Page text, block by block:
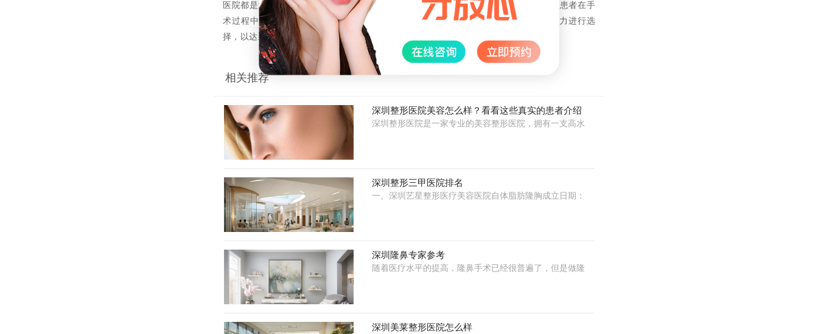
医院都是深圳市内知名的整形美容医院，其拥有专业的整形医生团队和一流的设备，让患者在手
术过程中得到安全和舒适。希望患者在选择整形医院时，能够根据自身需求和医院实力进行选
择，以达到理想的整形效果。
相关推荐
深圳整形医院美容怎么样？看看这些真实的患者介绍
深圳整形医院是一家专业的美容整形医院，拥有一支高水
深圳整形三甲医院排名
一、深圳艺星整形医疗美容医院自体脂肪隆胸成立日期：
深圳隆鼻专家参考
随着医疗水平的提高，隆鼻手术已经很普遍了，但是做隆
深圳美莱整形医院怎么样